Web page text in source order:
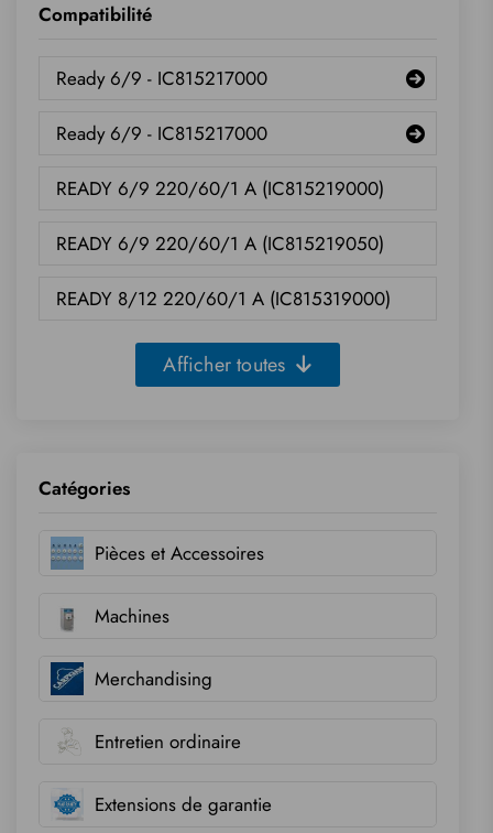
Compatibilité
Ready 6/9 - IC815217000
Ready 6/9 - IC815217000
READY 6/9 220/60/1 A (IC815219000)
READY 6/9 220/60/1 A (IC815219050)
READY 8/12 220/60/1 A (IC815319000)
Afficher toutes
Catégories
Pièces et Accessoires
Machines
Merchandising
Entretien ordinaire
Extensions de garantie